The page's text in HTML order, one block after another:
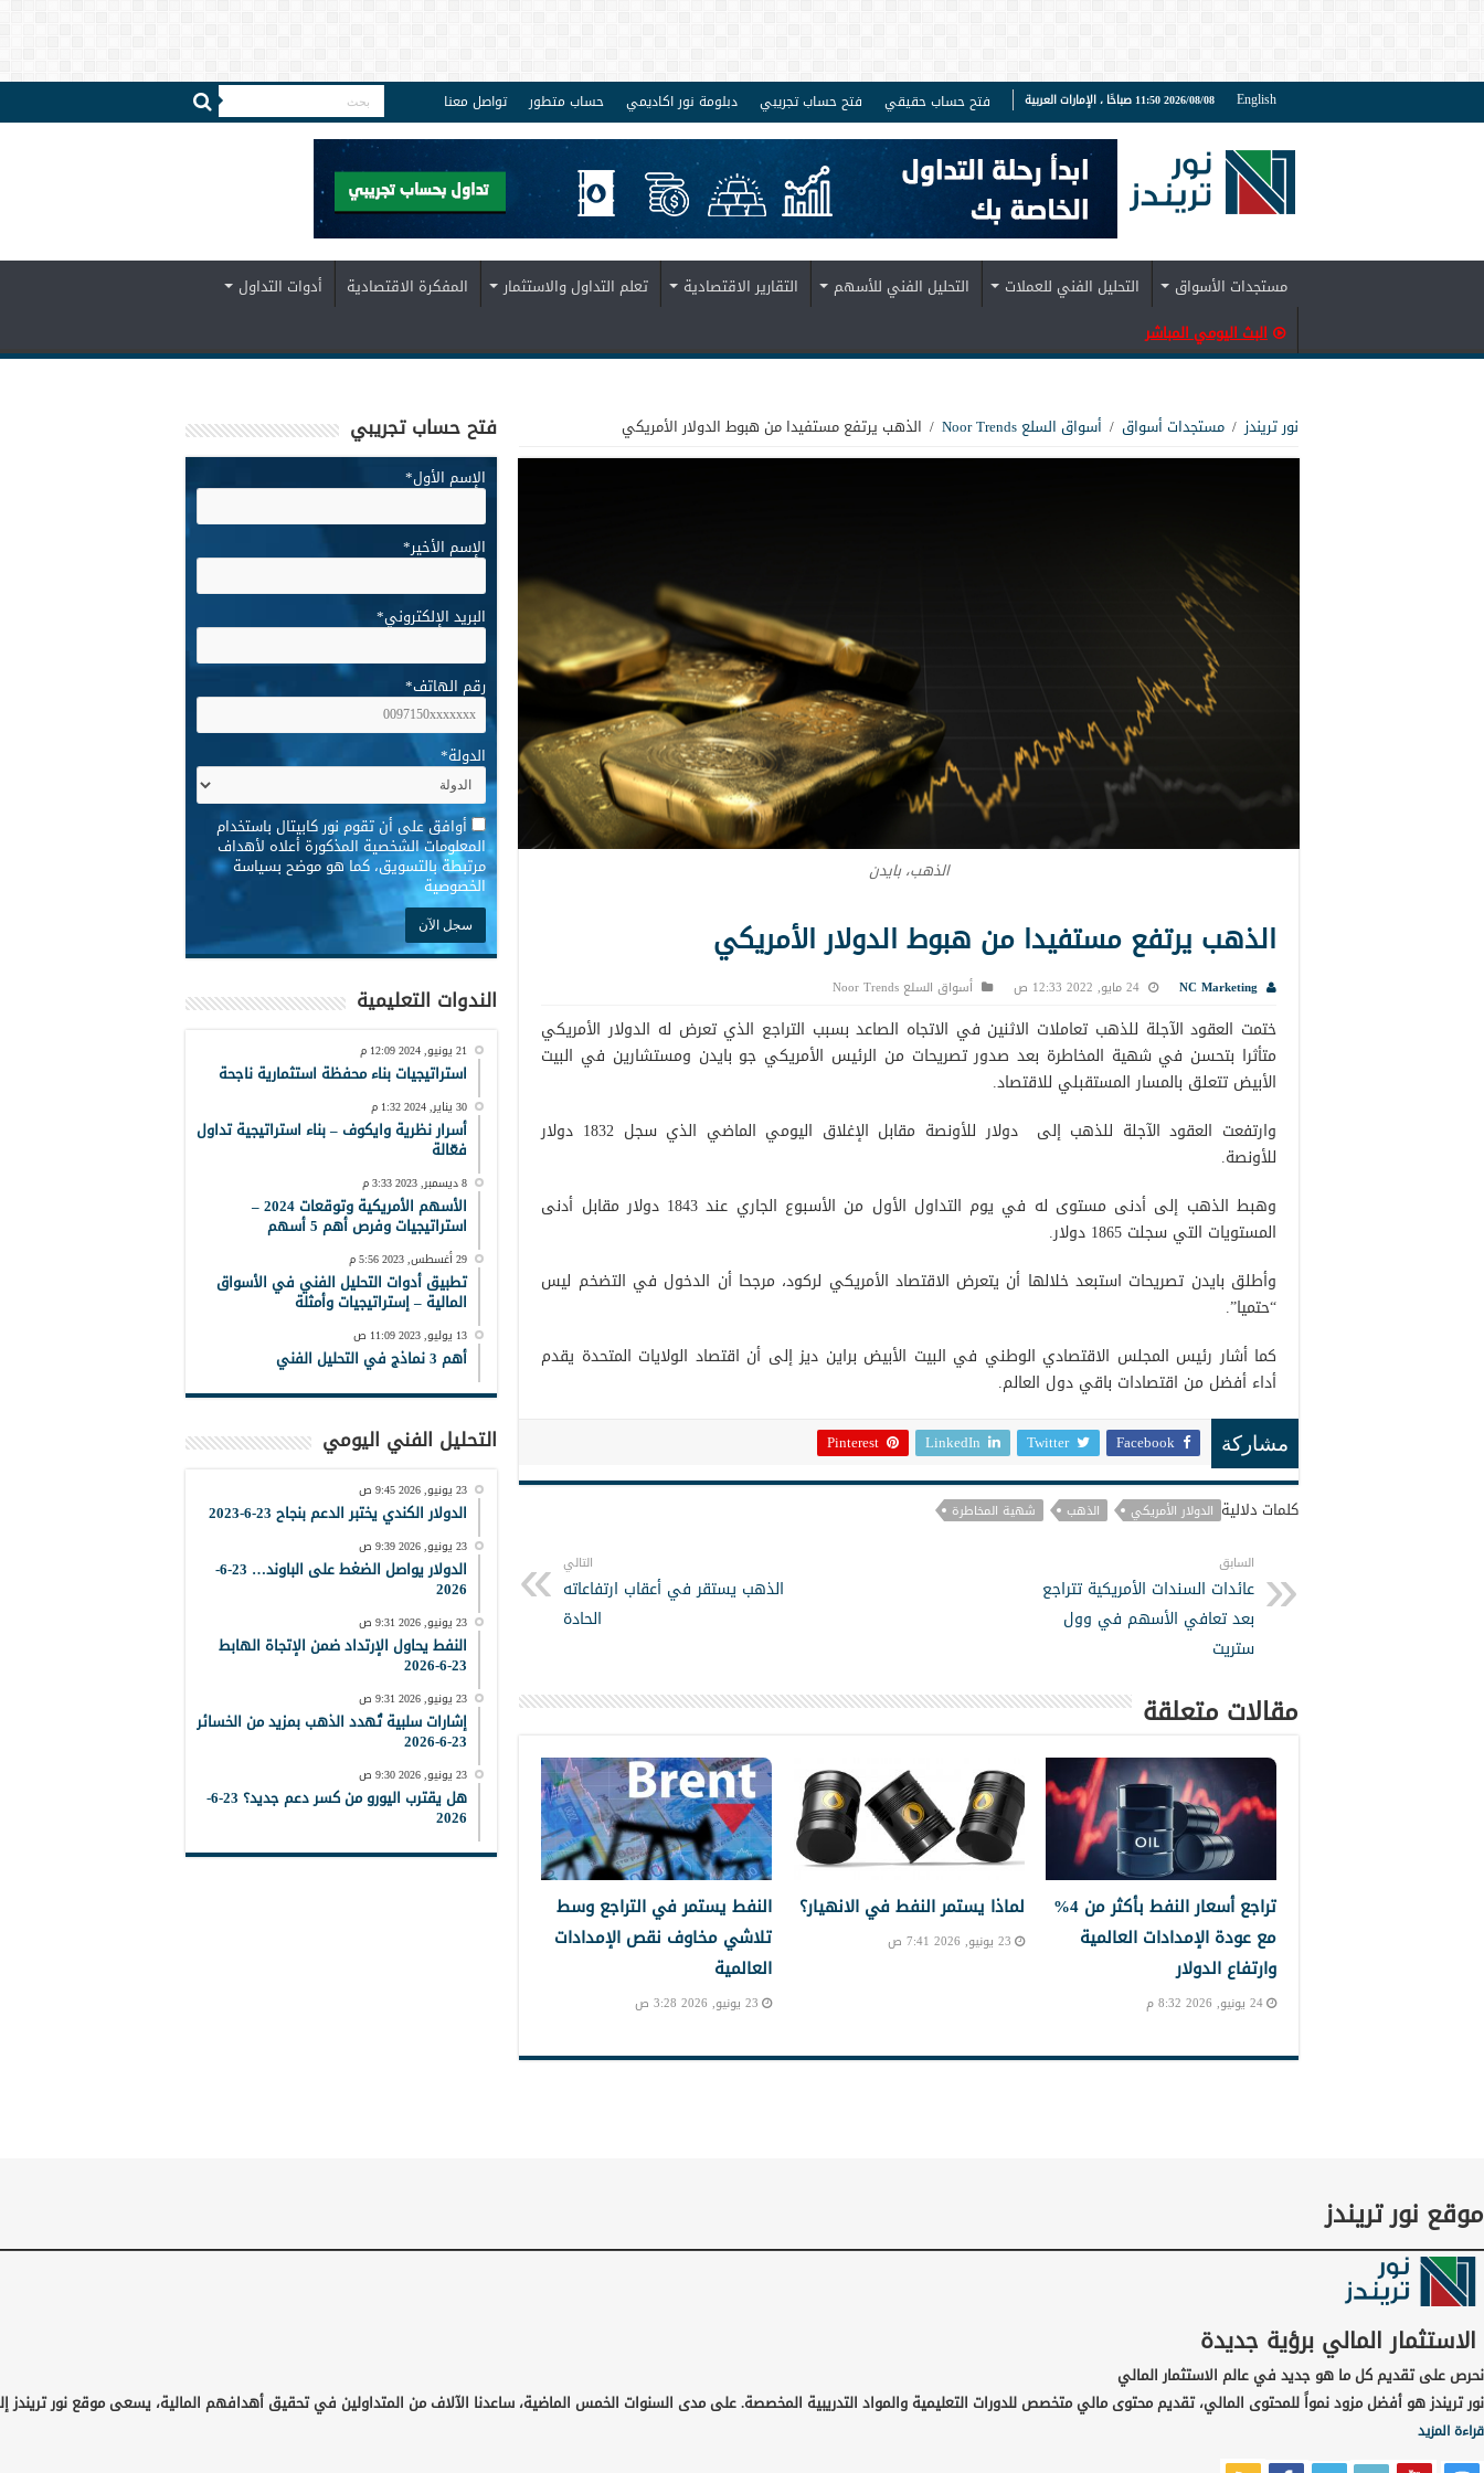
English 2026/08/08 11:50 صباحًا ، الإمارات العربية فتح حساب حقيقي فتح حساب تجريبي دبلومة نور اكاديمي حساب متطور تواصل معنا
مستجدات الأسواق التحليل الفني للعملات التحليل الفني للأسهم التقارير الاقتصادية تعلم التداول والاستثمار المفكرة الاقتصادية
أدوات التداول
البث اليومي المباشر
نور تريندز / مستجدات أسواق / أسواق السلع Noor Trends / الذهب يرتفع مستفيدا من هبوط الدولار الأمريكي
الذهب، بايدن
الذهب يرتفع مستفيدا من هبوط الدولار الأمريكي
NC Marketing 24 مايو, 2022 12:33 ص أسواق السلع Noor Trends
ختمت العقود الآجلة للذهب تعاملات الاثنين في الاتجاه الصاعد بسبب التراجع الذي تعرض له الدولار الأمريكي
متأثرا بتحسن في شهية المخاطرة بعد صدور تصريحات من الرئيس الأمريكي جو بايدن ومستشارين في البيت
الأبيض تتعلق بالمسار المستقبلي للاقتصاد.
وارتفعت العقود الآجلة للذهب إلى دولار للأونصة مقابل الإغلاق اليومي الماضي الذي سجل 1832 دولار
للأونصة.
وهبط الذهب إلى أدنى مستوى له في يوم التداول الأول من الأسبوع الجاري عند 1843 دولار مقابل أدنى
المستويات التي سجلت 1865 دولار.
وأطلق بايدن تصريحات استبعد خلالها أن يتعرض الاقتصاد الأمريكي لركود، مرجحا أن الدخول في التضخم ليس
“حتميا”.
كما أشار رئيس المجلس الاقتصادي الوطني في البيت الأبيض براين ديز إلى أن اقتصاد الولايات المتحدة يقدم
أداء أفضل من اقتصادات باقي دول العالم.
مشاركة Facebook
Twitter
LinkedIn
Pinterest
كلمات دلالية الدولار الأمريكي الذهب شهية المخاطرة
السابق
عائدات السندات الأمريكية تتراجع
بعد تعافي الأسهم في وول
ستريت
التالي
الذهب يستقر في أعقاب ارتفاعاته
الحادة
مقالات متعلقة
تراجع أسعار النفط بأكثر من 4%
مع عودة الإمدادات العالمية
وارتفاع الدولار
24 يونيو, 2026 8:32 م
لماذا يستمر النفط في الانهيار؟
23 يونيو, 2026 7:41 ص
النفط يستمر في التراجع وسط
تلاشي مخاوف نقص الإمدادات
العالمية
23 يونيو, 2026 3:28 ص
فتح حساب تجريبي
الإسم الأول*
الإسم الأخير*
البريد الإلكتروني*
رقم الهاتف*
الدولة*
* أوافق على أن تقوم نور كابيتال باستخدام
المعلومات الشخصية المذكورة أعلاه لأهداف
مرتبطة بالتسويق، كما هو موضح بسياسة
الخصوصية
الندوات التعليمية
21 يونيو, 2024 12:09 م
استراتيجيات بناء محفظة استثمارية ناجحة
30 يناير, 2024 1:32 م
أسرار نظرية وايكوف – بناء استراتيجية تداول
فعّالة
8 ديسمبر, 2023 3:33 م
الأسهم الأمريكية وتوقعات 2024 –
استراتيجيات وفرص أهم 5 أسهم
29 أغسطس, 2023 5:56 م
تطبيق أدوات التحليل الفني في الأسواق
المالية – إستراتيجيات وأمثلة
13 يوليو, 2023 11:09 ص
أهم 3 نماذج في التحليل الفني
التحليل الفني اليومي
23 يونيو, 2026 9:45 ص
الدولار الكندي يختبر الدعم بنجاح 23-6-2023
23 يونيو, 2026 9:39 ص
الدولار يواصل الضغط على الباوند… 23-6-
2026
23 يونيو, 2026 9:31 ص
النفط يحاول الإرتداد ضمن الإتجاة الهابط
23-6-2026
23 يونيو, 2026 9:31 ص
إشارات سلبية تُهدد الذهب بمزيد من الخسائر
23-6-2026
23 يونيو, 2026 9:30 ص
هل يقترب اليورو من كسر دعم جديد؟ 23-6-
2026
موقع نور تريندز
الاستثمار المالي برؤية جديدة
نحرص على تقديم كل ما هو جديد في عالم الاستثمار المالي
نور تريندز هو أفضل مزود نمواً للمحتوى المالي، تقديم محتوى مالي متخصص للدورات التعليمية والمواد التدريبية المخصصة. على مدى السنوات الخمس الماضية، ساعدنا الآلاف من المتداولين في تحقيق أهدافهم المالية، يسعى موقع نور تريندز
قراءة المزيد